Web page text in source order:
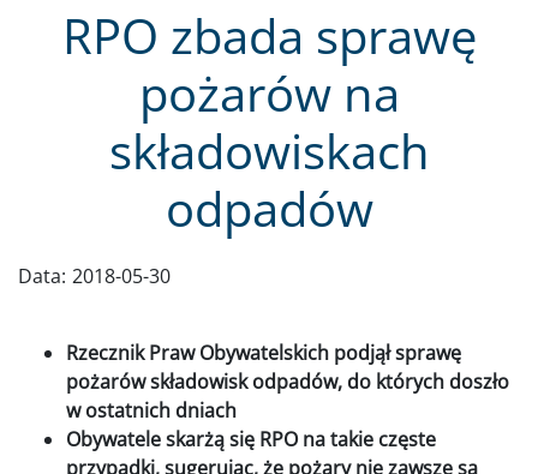
RPO zbada sprawę
pożarów na
składowiskach
odpadów
Data: 2018-05-30
Rzecznik Praw Obywatelskich podjął sprawę
pożarów składowisk odpadów, do których doszło
w ostatnich dniach
Obywatele skarżą się RPO na takie częste
przypadki, sugerując, że pożary nie zawsze są